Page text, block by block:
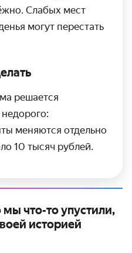
Слабых мест
могут перестать
решается
меняются отдельно
10 тысяч рублей.
что-то упустили,
историей